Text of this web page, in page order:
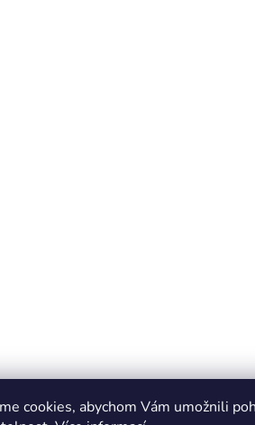
cookies, abychom Vám umožnili